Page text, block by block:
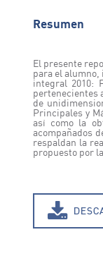
Resumen
El presente
para el alumno,
integral 2010:
pertenecientes
de
Principales y
así como la
acompañados
respaldan la
propuesto por